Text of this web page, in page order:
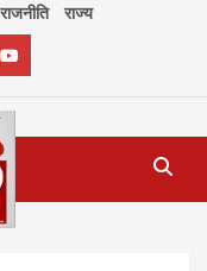
राजनीति राज्य
Youtube